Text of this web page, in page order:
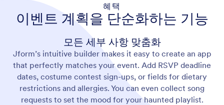
혜택
이벤트 계획을 단순화하는 기능
모든 세부 사항 맞춤화
Jform’s intuitive builder makes it easy to create an app
that perfectly matches your event. Add RSVP deadline
dates, costume contest sign-ups, or fields for dietary
restrictions and allergies. You can even collect song
requests to set the mood for your haunted playlist.